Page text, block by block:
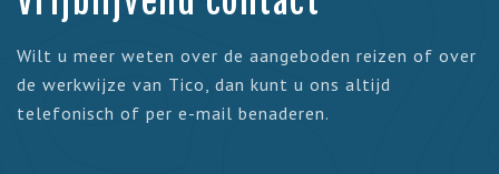
Wilt u meer weten over de aangeboden reizen of over
de werkwijze van Tico, dan kunt u ons altijd
telefonisch of per e-mail benaderen.